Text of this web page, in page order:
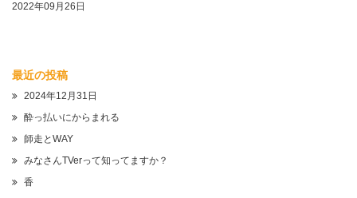
2022年09月26日
最近の投稿
2024年12月31日
酔っ払いにからまれる
師走とWAY
みなさんTVerって知ってますか？
香